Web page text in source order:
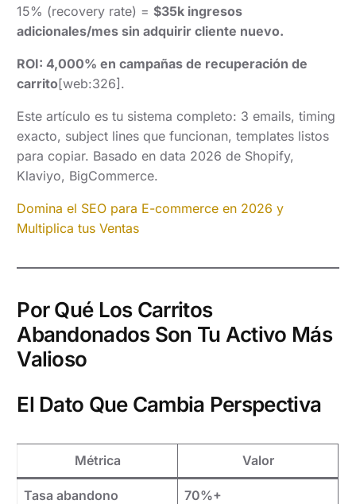
15% (recovery rate) =$35k ingresos
adicionales/mes sin adquirir cliente nuevo.
ROI: 4,000% en campañas de recuperación de
carrito[web:326].
Este artículo es tu sistema completo: 3 emails, timing
exacto, subject lines que funcionan, templates listos
para copiar. Basado en data 2026 de Shopify,
Klaviyo, BigCommerce.
Domina el SEO para E-commerce en 2026 y
Multiplica tus Ventas
Por Qué Los Carritos
Abandonados Son Tu Activo Más
Valioso
El Dato Que Cambia Perspectiva
Métrica Valor
Tasa abandono 70%+